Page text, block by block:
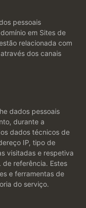
pessoais
em Sites de
relacionada com
dos canais
dados pessoais
durante a
dados técnicos de
IP, tipo de
visitadas e respetiva
de referência. Estes
e ferramentas de
do serviço.